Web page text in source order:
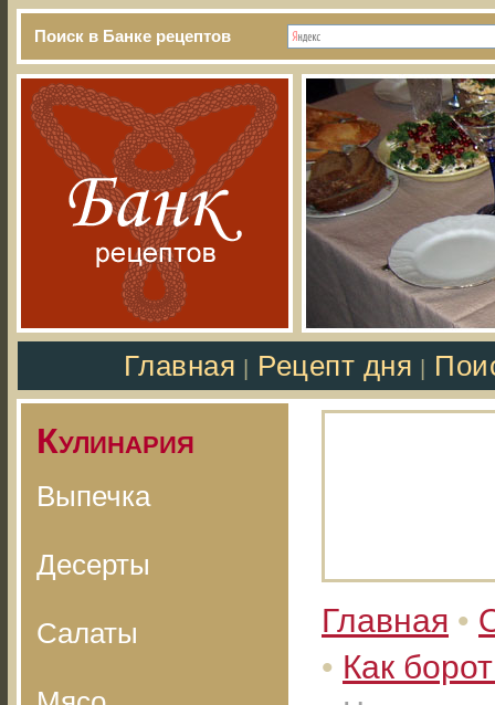
Поиск в Банке рецептов
Главная Рецепт дня
Кулинария
Выпечка
Десерты
Салаты Главная •
• Как